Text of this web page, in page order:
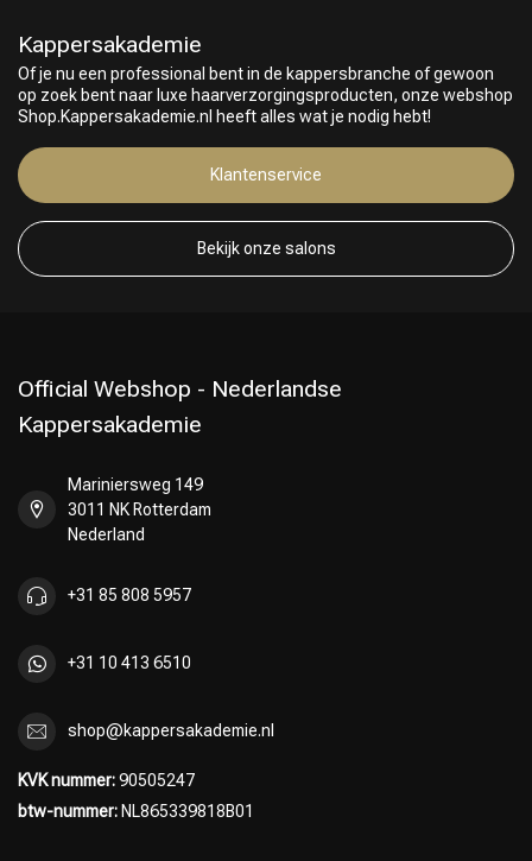
Omvorming
Kappersakademie
Of je nu een professional bent in de kappersbranche of gewoon
op zoek bent naar luxe haarverzorgingsproducten, onze webshop
Shop.Kappersakademie.nl heeft alles wat je nodig hebt!
Klantenservice
Bekijk onze salons
Official Webshop - Nederlandse
Kappersakademie
Mariniersweg 149
3011 NK Rotterdam
Nederland
+31 85 808 5957
+31 10 413 6510
shop@kappersakademie.nl
KVK nummer:90505247
btw-nummer: NL865339818B01